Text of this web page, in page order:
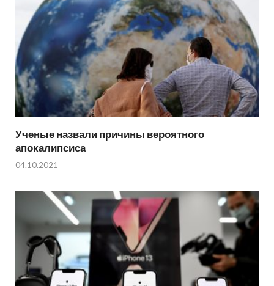
Ученые назвали причины вероятного
апокалипсиса
04.10.2021